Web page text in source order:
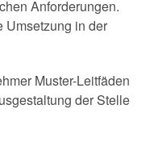
Anforderungen.
Umsetzung in der
Muster-Leitfäden
der Stelle